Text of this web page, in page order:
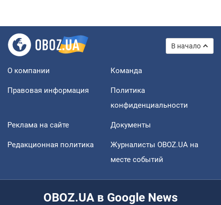
В начало
О компании Команда
Правовая информация
Политика
конфиденциальности
Реклама на сайте Документы
Редакционная политика
Журналисты OBOZ.UA на
месте событий
OBOZ.UA в Google News